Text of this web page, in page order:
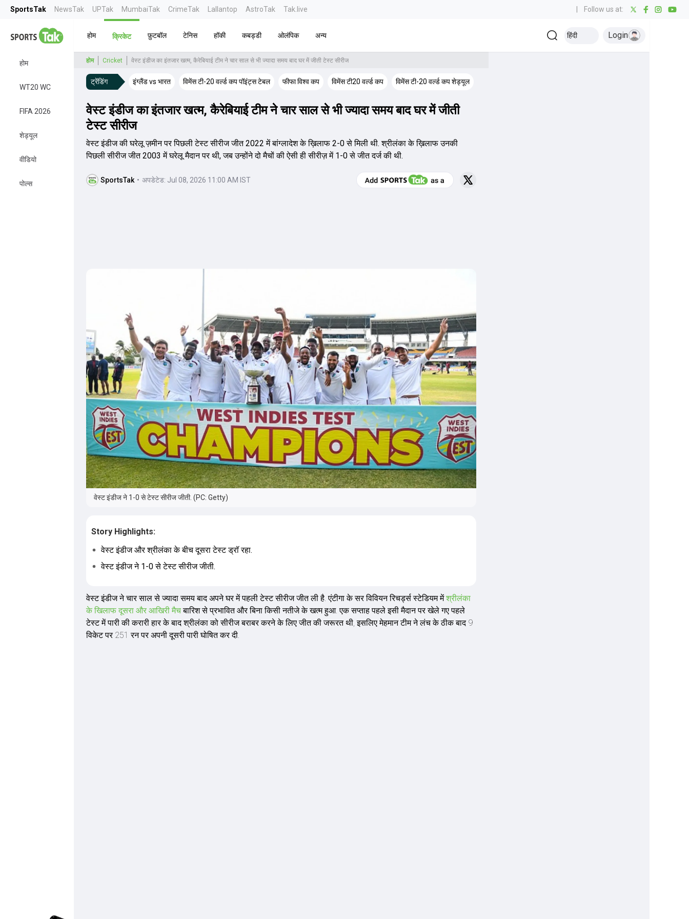
SportsTak NewsTak UPTak MumbaiTak CrimeTak Lallantop AstroTak Tak.live Follow us at:
होम
WT20 WC
FIFA 2026
शेड्यूल
वीडियो
पोल्स
होम क्रिकेट फ़ुटबॉल टेनिस हॉकी कबड्डी ओलंपिक अन्य हिंदी Login
होम Cricket वेस्ट इंडीज का इंतजार खत्म, कैरेबियाई टीम ने चार साल से भी ज्यादा समय बाद घर में जीती टेस्ट सीरीज
ट्रेंडिंग इंग्लैंड vs भारत विमेंस टी-20 वर्ल्ड कप पॉइंट्स टेबल फीफा विश्व कप विमेंस टी20 वर्ल्ड कप विमेंस टी-20 वर्ल्ड कप शेड्यूल
वेस्ट इंडीज का इंतजार खत्म, कैरेबियाई टीम ने चार साल से भी ज्यादा समय बाद घर में जीती
टेस्ट सीरीज
वेस्ट इंडीज की घरेलू ज़मीन पर पिछली टेस्ट सीरीज जीत 2022 में बांग्लादेश के ख़िलाफ 2-0 से मिली थी. श्रीलंका के ख़िलाफ उनकी
पिछली सीरीज जीत 2003 में घरेलू मैदान पर थी, जब उन्होंने दो मैचों की ऐसी ही सीरीज़ में 1-0 से जीत दर्ज की थी.
SportsTak • अपडेटेड: Jul 08, 2026 11:00 AM IST
वेस्ट इंडीज ने 1-0 से टेस्ट सीरीज जीती. (PC: Getty)
Story Highlights:
वेस्ट इंडीज और श्रीलंका के बीच दूसरा टेस्ट ड्रॉ रहा.
वेस्ट इंडीज ने 1-0 से टेस्ट सीरीज जीती.
वेस्ट इंडीज ने चार साल से ज्यादा समय बाद अपने घर में पहली टेस्ट सीरीज जीत ली है. एंटीगा के सर विवियन रिचर्ड्स स्टेडियम मेंश्रीलंका
के खिलाफ दूसरा और आखिरी मैचबारिश से प्रभावित और बिना किसी नतीजे के खत्म हुआ. एक सप्ताह पहले इसी मैदान पर खेले गए पहले
टेस्ट में पारी की करारी हार के बाद श्रीलंका को सीरीज बराबर करने के लिए जीत की जरूरत थी, इसलिए मेहमान टीम ने लंच के ठीक बाद 9
विकेट पर 251 रन पर अपनी दूसरी पारी घोषित कर दी.